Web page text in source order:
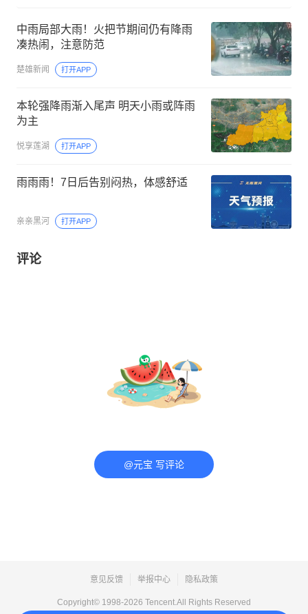
中雨局部大雨！火把节期间仍有降雨
凑热闹，注意防范
楚雄新闻 打开APP
本轮强降雨渐入尾声 明天小雨或阵雨
为主
悦享莲湖 打开APP
雨雨雨！7日后告别闷热，体感舒适
亲亲黑河 打开APP
评论
@元宝 写评论
意见反馈 举报中心 隐私政策
Copyright© 1998-2026 Tencent.All Rights Reserved